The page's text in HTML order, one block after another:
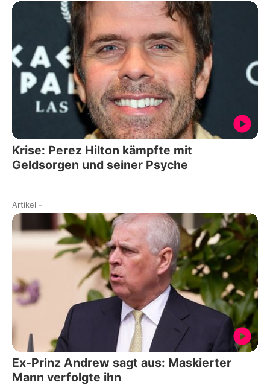
Krise: Perez Hilton kämpfte mit
Geldsorgen und seiner Psyche
Artikel -
Ex-Prinz Andrew sagt aus: Maskierter
Mann verfolgte ihn